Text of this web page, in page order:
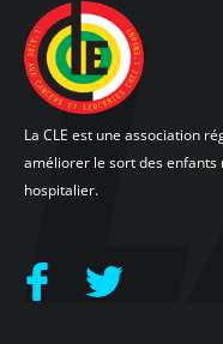
La CLE est une association
améliorer le sort des
hospitalier.